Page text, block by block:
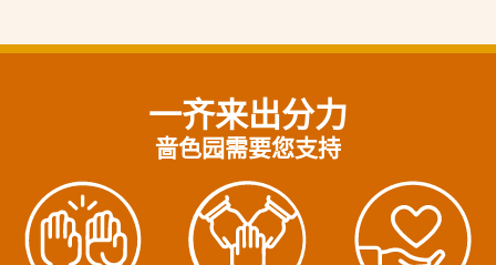
一齐来出分力
啬色园需要您支持